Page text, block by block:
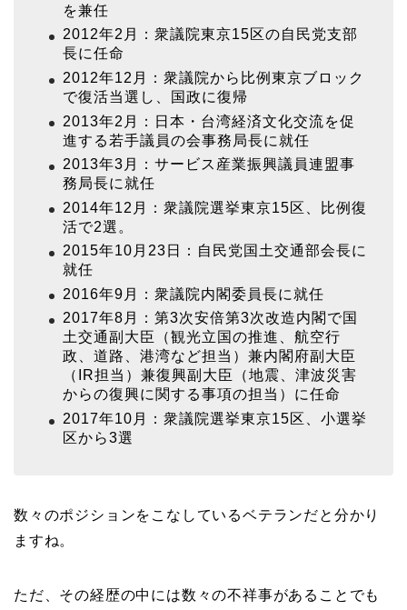
を兼任
2012年2月：衆議院東京15区の自民党支部
長に任命
2012年12月：衆議院から比例東京ブロック
で復活当選し、国政に復帰
2013年2月：日本・台湾経済文化交流を促
進する若手議員の会事務局長に就任
2013年3月：サービス産業振興議員連盟事
務局長に就任
2014年12月：衆議院選挙東京15区、比例復
活で2選。
2015年10月23日：自民党国土交通部会長に
就任
2016年9月：衆議院内閣委員長に就任
2017年8月：第3次安倍第3次改造内閣で国
土交通副大臣（観光立国の推進、航空行
政、道路、港湾など担当）兼内閣府副大臣
（IR担当）兼復興副大臣（地震、津波災害
からの復興に関する事項の担当）に任命
2017年10月：衆議院選挙東京15区、小選挙
区から3選
数々のポジションをこなしているベテランだと分かり
ますね。
ただ、その経歴の中には数々の不祥事があることでも